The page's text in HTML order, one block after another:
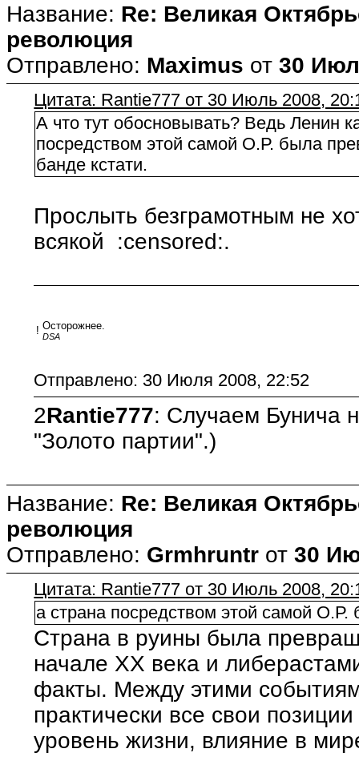
Название: Re: Великая
революция
Отправлено: Maximus от 30
Цитата: Rantie777 от 30 Июль 2008,
А что тут обосновывать? Ведь Ленин
посредством этой самой О.Р. была
банде кстати.
Прослыть безграмотным не
всякой :censored:.
! Осторожнее.
DSA
Отправлено: 30 Июля 2008, 22:52
2Rantie777: Случаем Бунича
"Золото партии".)
Название: Re: Великая
революция
Отправлено: Grmhruntr от 30
Цитата: Rantie777 от 30 Июль 2008,
а страна посредством этой самой
Страна в руины была
начале XX века и
факты. Между этими
практически все свои
уровень жизни, влияние в